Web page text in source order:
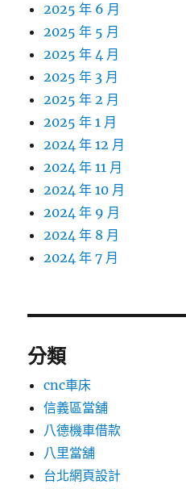
2025 年 6 月
2025 年 5 月
2025 年 4 月
2025 年 3 月
2025 年 2 月
2025 年 1 月
2024 年 12 月
2024 年 11 月
2024 年 10 月
2024 年 9 月
2024 年 8 月
2024 年 7 月
分類
cnc車床
信義區當舖
八德機車借款
八里當舖
台北網頁設計